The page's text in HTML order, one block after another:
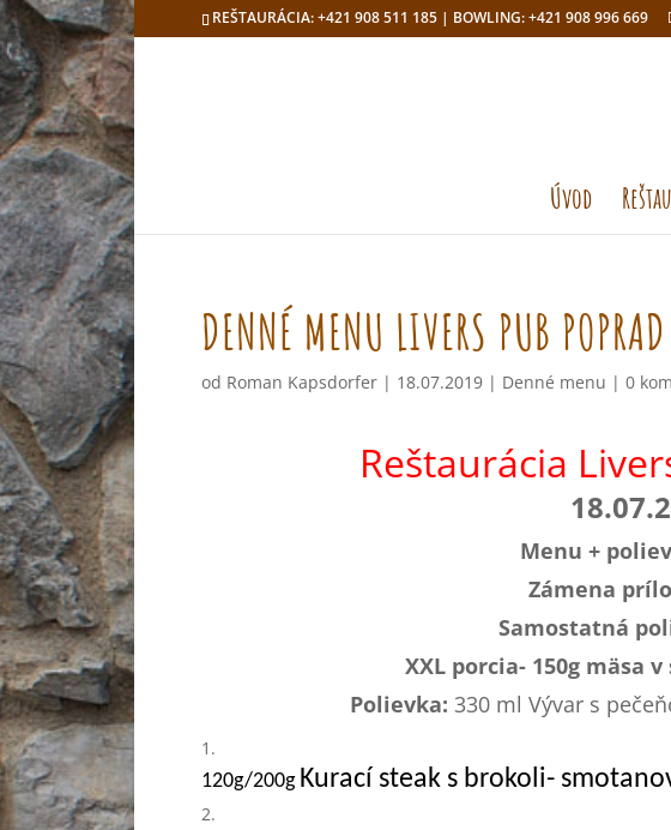
REŠTAURÁCIA: +421 908 511 185 | BOWLING: +421 908 996 669
Úvod
DENNÉ MENU LIVERS PUB
od Roman Kapsdorfer | 18.07.2019 | Denné menu | 0
Reštaurácia
Menu +
Zámena
Samostatná
XXL porcia- 150g mäsa
Polievka: 330 ml Vývar s
120g/200g Kurací steak s brokoli-